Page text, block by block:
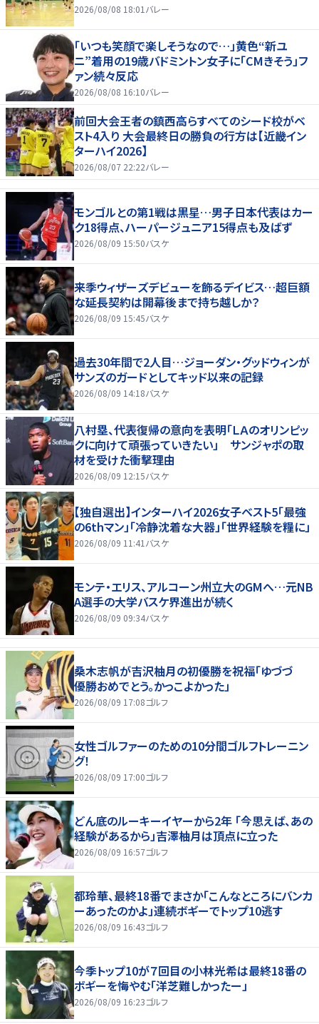
2026/08/08 18:01 バレー
「いつも笑顔で楽しそうなので…」黄色“新ユ
ニ”着用の19歳バドミントン女子に「CMきそう」フ
ァン続々反応
2026/08/08 16:10バレー
前回大会王者の鎮西高らすべてのシード校がベ
スト4入り 大会最終日の勝負の行方は【近畿イン
ターハイ2026】
2026/08/07 22:22バレー
モンゴルとの第1戦は黒星…男子日本代表はカー
ク18得点、ハーパージュニア15得点も及ばず
2026/08/09 15:50バスケ
来季ウィザーズデビューを飾るデイビス…超巨額
な延長契約は開幕後まで持ち越しか？
2026/08/09 15:45バスケ
過去30年間で2人目…ジョーダン・グッドウィンが
サンズのガードとしてキッド以来の記録
2026/08/09 14:18バスケ
八村塁、代表復帰の意向を表明「ＬＡのオリンピッ
クに向けて頑張っていきたい」 サンジャポの取
材を受けた衝撃理由
2026/08/09 12:15バスケ
【独自選出】インターハイ2026女子ベスト5「最強
の6thマン」「冷静沈着な大器」「世界経験を糧に」
2026/08/09 11:41 バスケ
モンテ・エリス、アルコーン州立大のGMへ…元NB
A選手の大学バスケ界進出が続く
2026/08/09 09:34バスケ
桑木志帆が吉沢柚月の初優勝を祝福「ゆづづ
優勝おめでとう。かっこよかった」
2026/08/09 17:08ゴルフ
女性ゴルファーのための10分間ゴルフトレーニン
グ！
2026/08/09 17:00ゴルフ
どん底のルーキーイヤーから2年 「今思えば、あの
経験があるから」吉澤柚月は頂点に立った
2026/08/09 16:57ゴルフ
都玲華、最終18番でまさか「こんなところにバンカ
ーあったのかよ」連続ボギーでトップ10逃す
2026/08/09 16:43ゴルフ
今季トップ10が７回目の小林光希は最終18番の
ボギーを悔やむ「洋芝難しかったー」
2026/08/09 16:23ゴルフ